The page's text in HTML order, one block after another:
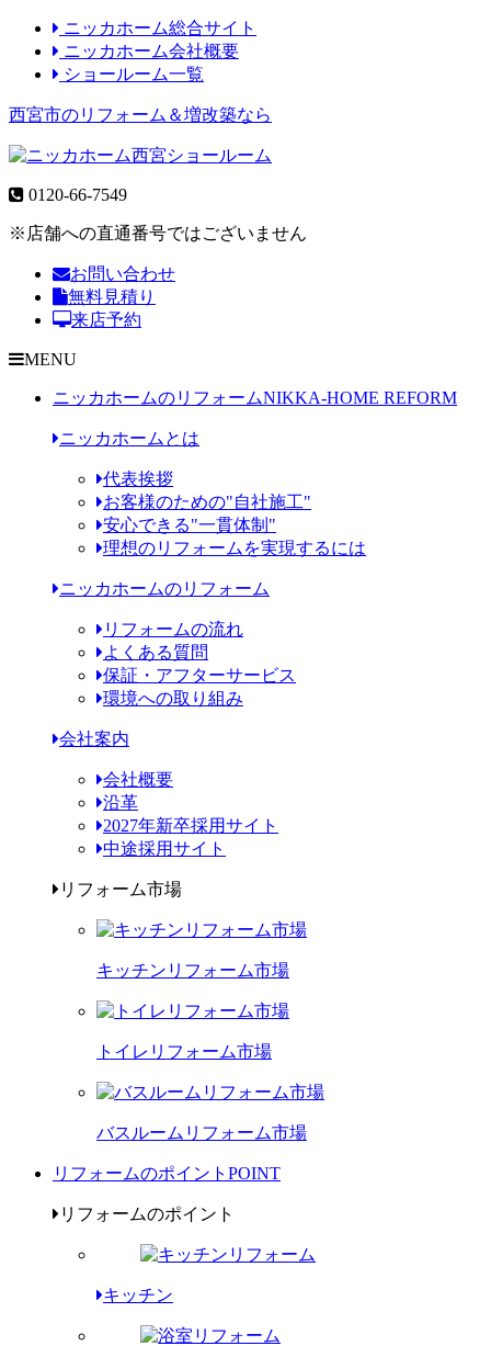
ニッカホーム総合サイト
ニッカホーム会社概要
ショールーム一覧
西宮市のリフォーム＆増改築なら
0120-66-7549
※店舗への直通番号ではございません
お問い合わせ
無料見積り
来店予約
MENU
ニッカホームのリフォームNIKKA-HOME REFORM
ニッカホームとは
代表挨拶
お客様のための"自社施工"
安心できる"一貫体制"
理想のリフォームを実現するには
ニッカホームのリフォーム
リフォームの流れ
よくある質問
保証・アフターサービス
環境への取り組み
会社案内
会社概要
沿革
2027年新卒採用サイト
中途採用サイト
リフォーム市場
キッチンリフォーム市場
トイレリフォーム市場
バスルームリフォーム市場
リフォームのポイント POINT
リフォームのポイント
キッチン